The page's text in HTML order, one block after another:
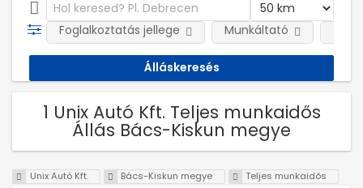
Foglalkoztatás jellege Munkáltató
1 Unix Autó Kft. Teljes munkaidős
Állás Bács-Kiskun megye
Unix Autó Kft. Bács-Kiskun megye Teljes munkaidős